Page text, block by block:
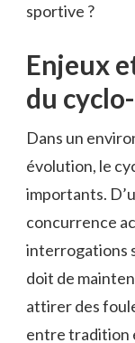
sportive ?
Enjeux
du
Dans un
évolution, le
importants.
concurrence
interrogations
doit de
attirer des
entre tradition